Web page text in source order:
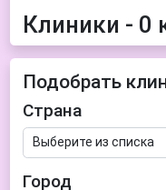
Клиники - 0
Подобрать
Страна
Город